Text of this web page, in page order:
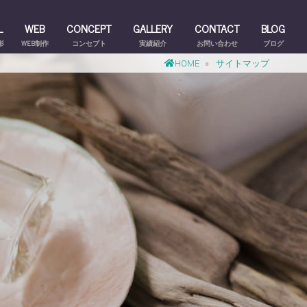
WEB
WEB制作
CONCEPT
コンセプト
GALLERY
実績紹介
CONTACT
お問い合わせ
BLOG
ブログ
HOME » サイトマップ